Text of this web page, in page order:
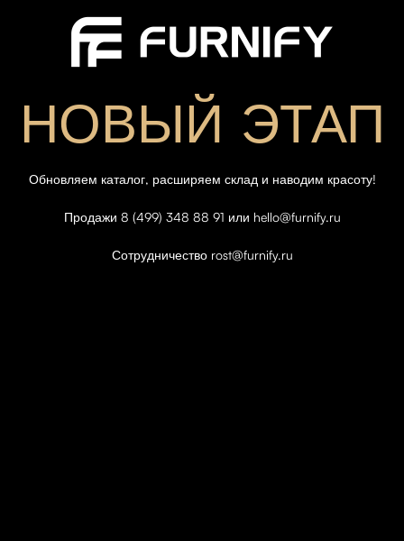
НОВЫЙ ЭТАП
Обновляем каталог, расширяем склад и наводим красоту!
Продажи 8 (499) 348 88 91 или hello@furnify.ru
Сотрудничество rost@furnify.ru